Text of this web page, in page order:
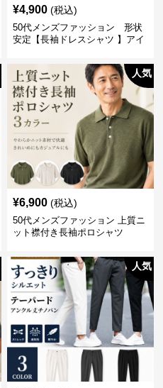
¥4,900 (税込)
50代メンズファッション 形状
安定【長袖ドレスシャツ 】アイ
人気
¥6,900 (税込)
50代メンズファッション 上質ニ
ット襟付き長袖ポロシャツ
人気